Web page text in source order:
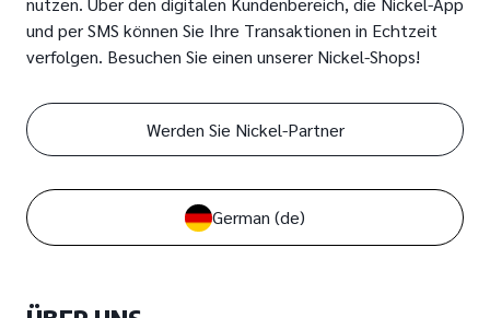
und per SMS können Sie Ihre Transaktionen in Echtzeit
verfolgen. Besuchen Sie einen unserer Nickel-Shops!
Werden Sie Nickel-Partner
German (de)